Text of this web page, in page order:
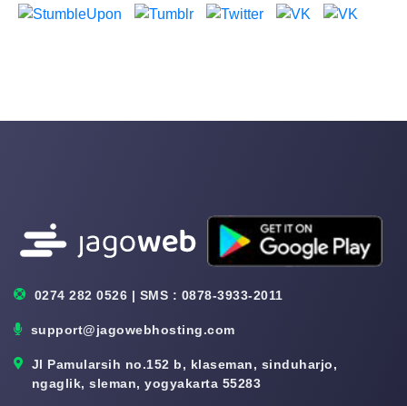
0274 282 0526 | SMS : 0878-3933-2011
support@jagowebhosting.com
Jl Pamularsih no.152 b, klaseman, sinduharjo,
ngaglik, sleman, yogyakarta 55283